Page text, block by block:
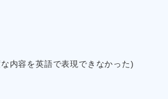
内容を英語で表現できなかった)